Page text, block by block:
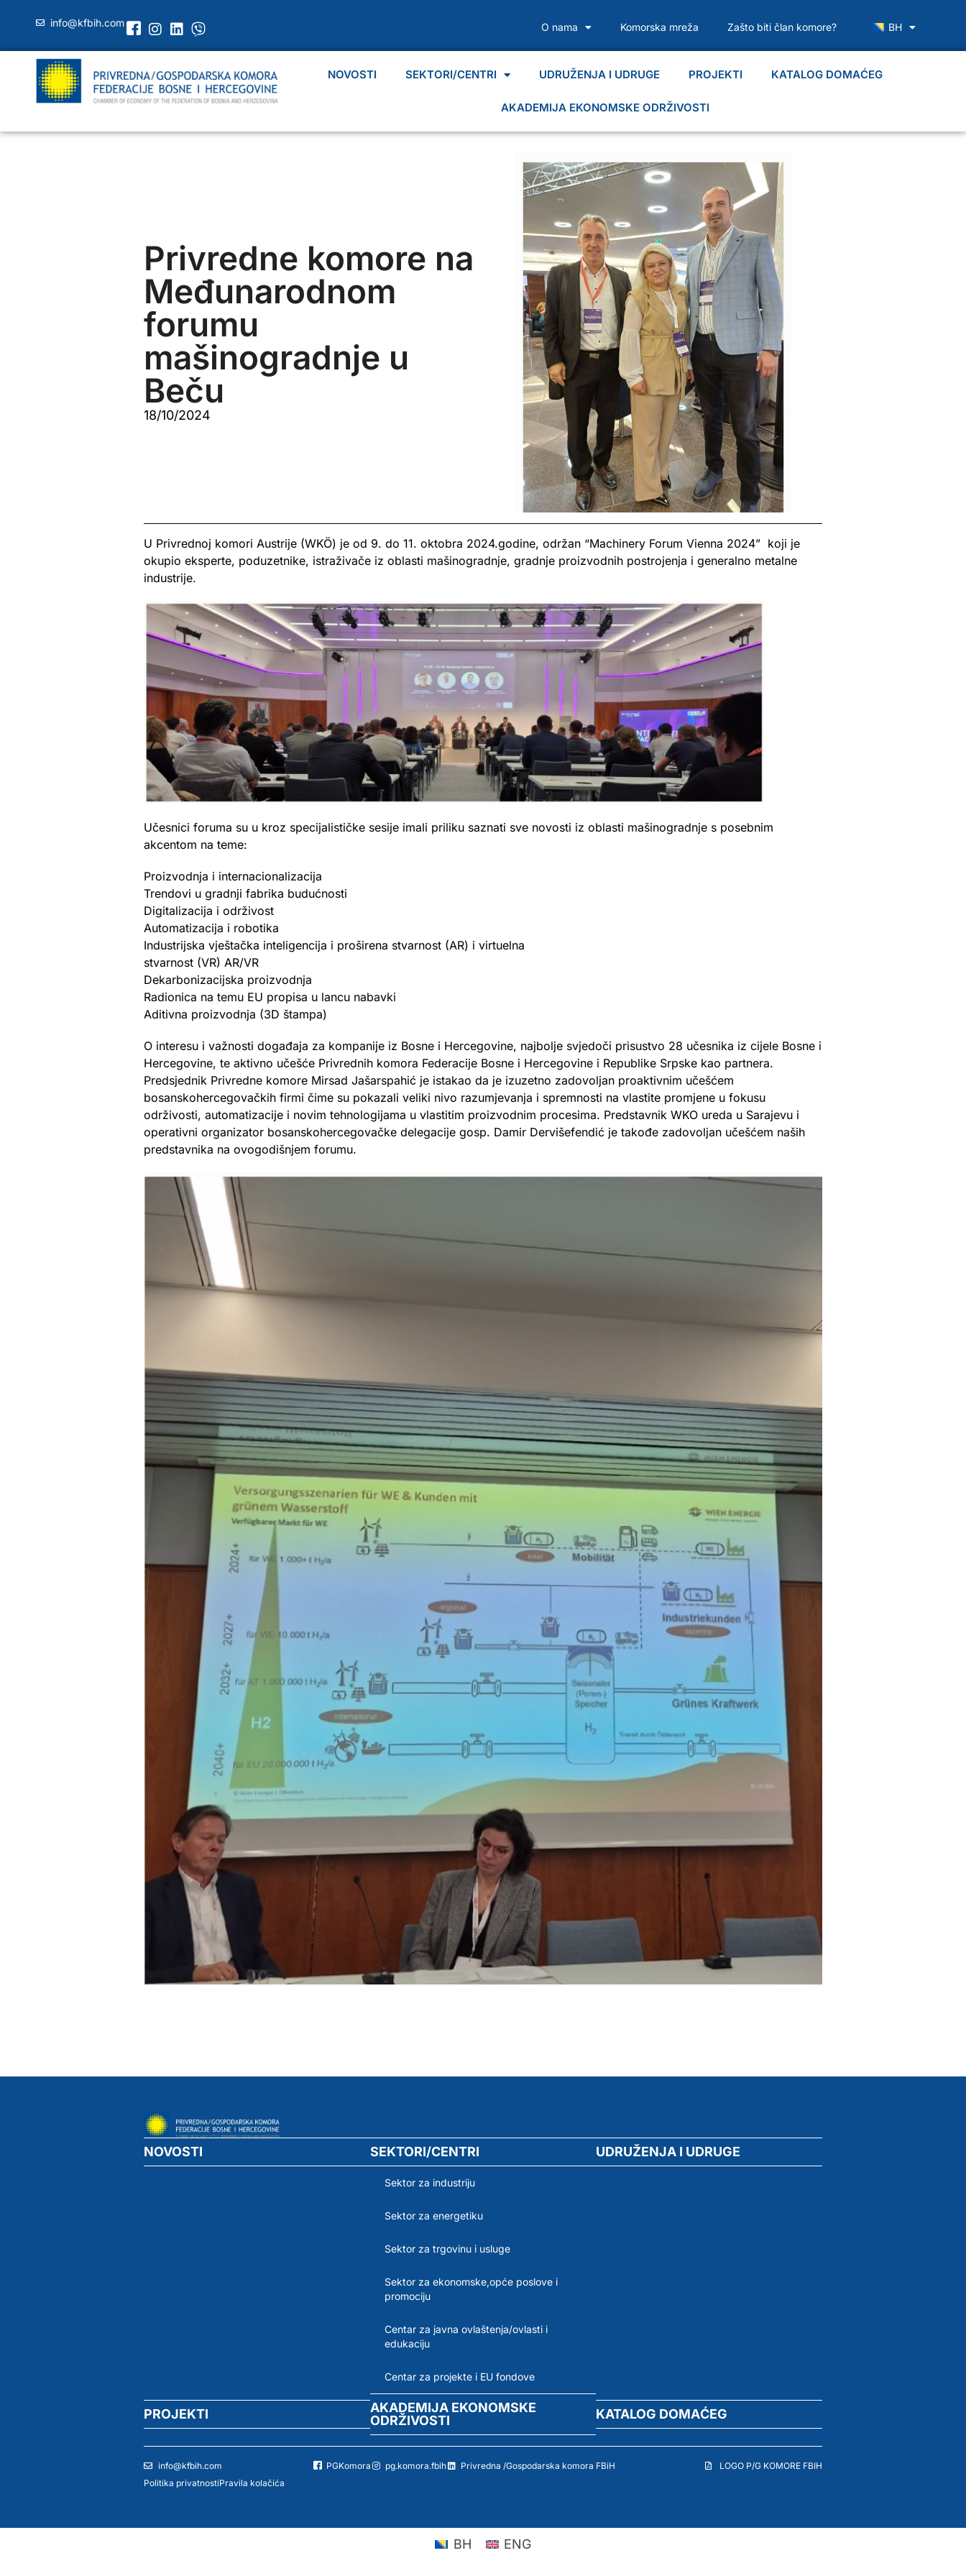
info@kfbih.com O nama Komorska mreža Zašto biti član komore? BH
NOVOSTI SEKTORI/CENTRI UDRUŽENJA I UDRUGE PROJEKTI KATALOG DOMAĆEG
AKADEMIJA EKONOMSKE ODRŽIVOSTI
Privredne komore na
Međunarodnom
forumu
mašinogradnje u
Beču
18/10/2024
U Privrednoj komori Austrije (WKÖ) je od 9. do 11. oktobra 2024.godine, održan “Machinery Forum Vienna 2024” koji je
okupio eksperte, poduzetnike, istraživače iz oblasti mašinogradnje, gradnje proizvodnih postrojenja i generalno metalne
industrije.
Učesnici foruma su u kroz specijalističke sesije imali priliku saznati sve novosti iz oblasti mašinogradnje s posebnim
akcentom na teme:
Proizvodnja i internacionalizacija
Trendovi u gradnji fabrika budućnosti
Digitalizacija i održivost
Automatizacija i robotika
Industrijska vještačka inteligencija i proširena stvarnost (AR) i virtuelna
stvarnost (VR) AR/VR
Dekarbonizacijska proizvodnja
Radionica na temu EU propisa u lancu nabavki
Aditivna proizvodnja (3D štampa)
O interesu i važnosti događaja za kompanije iz Bosne i Hercegovine, najbolje svjedoči prisustvo 28 učesnika iz cijele Bosne i
Hercegovine, te aktivno učešće Privrednih komora Federacije Bosne i Hercegovine i Republike Srpske kao partnera.
Predsjednik Privredne komore Mirsad Jašarspahić je istakao da je izuzetno zadovoljan proaktivnim učešćem
bosanskohercegovačkih firmi čime su pokazali veliki nivo razumjevanja i spremnosti na vlastite promjene u fokusu
održivosti, automatizacije i novim tehnologijama u vlastitim proizvodnim procesima. Predstavnik WKO ureda u Sarajevu i
operativni organizator bosanskohercegovačke delegacije gosp. Damir Dervišefendić je takođe zadovoljan učešćem naših
predstavnika na ovogodišnjem forumu.
NOVOSTI SEKTORI/CENTRI
Sektor za industriju
Sektor za energetiku
Sektor za trgovinu i usluge
Sektor za ekonomske,opće poslove i
promociju
Centar za javna ovlaštenja/ovlasti i
edukaciju
Centar za projekte i EU fondove
UDRUŽENJA I UDRUGE
PROJEKTI
AKADEMIJA EKONOMSKE
ODRŽIVOSTI
KATALOG DOMAĆEG
info@kfbih.com PGKomora pg.komora.fbih Privredna /Gospodarska komora FBiH
LOGO P/G KOMORE FBIH
Politika privatnostiPravila kolačića
BH ENG